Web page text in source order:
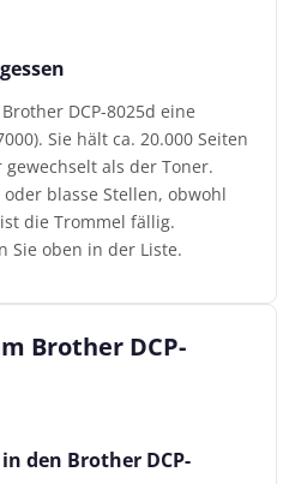
DCP-8025d eine
Sie hält ca. 20.000 Seiten
als der Toner.
blasse Stellen, obwohl
die Trommel fällig.
Sie oben in der Liste.
Brother DCP-
den Brother DCP-